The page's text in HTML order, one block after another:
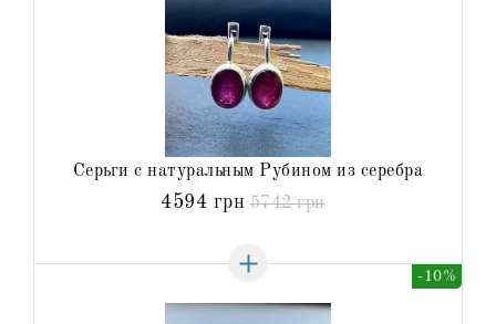
4594 грн 5742 грн
Серьги с натуральным Рубином из серебра
-10%